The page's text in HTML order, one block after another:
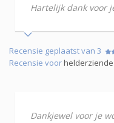
Hartelijk dank voor
Recensie geplaatst van 3
Recensie voor
Dankjewel voor je